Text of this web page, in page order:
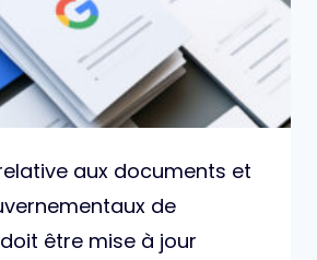
aux documents et
de
être mise à jour